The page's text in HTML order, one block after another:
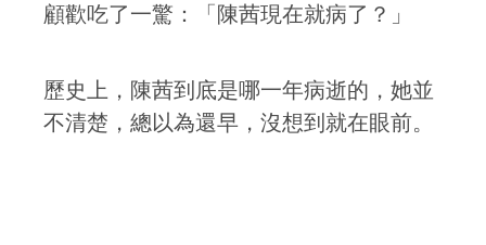
顧歡吃了一驚：「陳茜現在就病了？」
歷史上，陳茜到底是哪一年病逝的，她並
不清楚，總以為還早，沒想到就在眼前。